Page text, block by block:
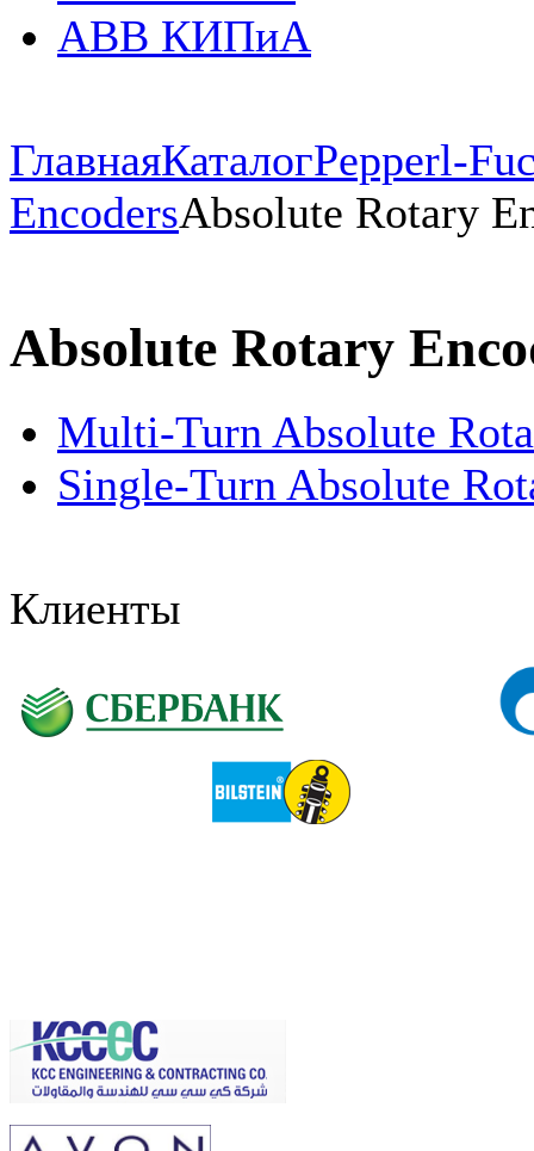
ABB КИПиА
ГлавнаяКаталогPepperl-
EncodersAbsolute Rotary
Absolute Rotary
Multi-Turn Absolute
Single-Turn Absolute
Клиенты